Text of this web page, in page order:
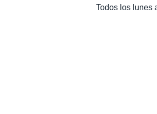
Todos los lunes